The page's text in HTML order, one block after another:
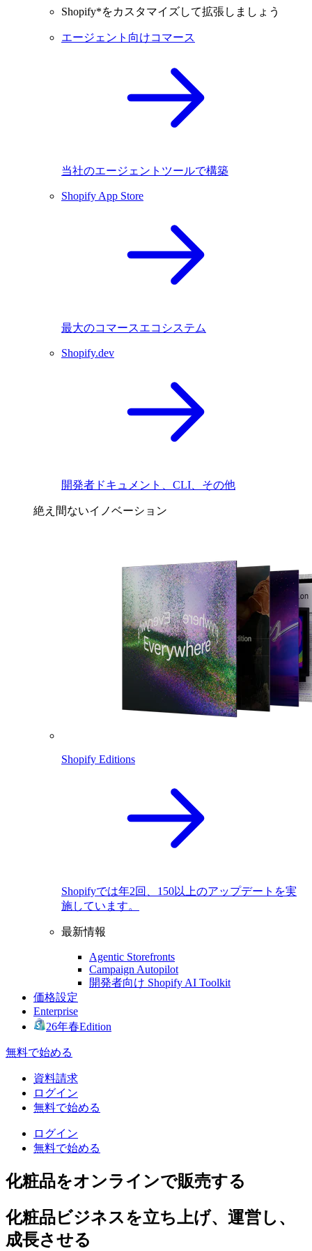
Shopify*をカスタマイズして拡張しましょう
エージェント向けコマース
当社のエージェントツールで構築
Shopify App Store
最大のコマースエコシステム
Shopify.dev
開発者ドキュメント、CLI、その他
絶え間ないイノベーション
Shopify Editions
Shopifyでは年2回、150以上のアップデートを実
施しています。
最新情報
Agentic Storefronts
Campaign Autopilot
開発者向け Shopify AI Toolkit
価格設定
Enterprise
26年春Edition
無料で始める
資料請求
ログイン
無料で始める
ログイン
無料で始める
化粧品をオンラインで販売する
化粧品ビジネスを立ち上げ、運営し、
成長させる